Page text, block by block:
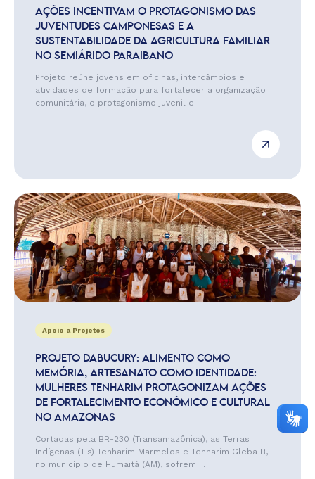
AÇÕES INCENTIVAM O PROTAGONISMO DAS
JUVENTUDES CAMPONESAS E A
SUSTENTABILIDADE DA AGRICULTURA FAMILIAR
NO SEMIÁRIDO PARAIBANO
Projeto reúne jovens em oficinas, intercâmbios e
atividades de formação para fortalecer a organização
comunitária, o protagonismo juvenil e ...
Apoio a Projetos
PROJETO DABUCURY: ALIMENTO COMO
MEMÓRIA, ARTESANATO COMO IDENTIDADE:
MULHERES TENHARIM PROTAGONIZAM AÇÕES
DE FORTALECIMENTO ECONÔMICO E CULTURAL
NO AMAZONAS
Cortadas pela BR-230 (Transamazônica), as Terras
Indígenas (TIs) Tenharim Marmelos e Tenharim Gleba B,
no município de Humaitá (AM), sofrem ...